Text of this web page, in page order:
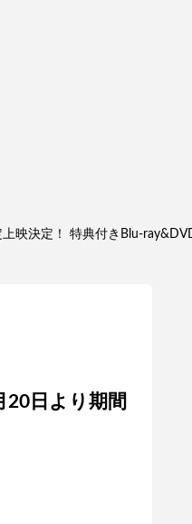
映決定！ 特典付きBlu-
20日より期間